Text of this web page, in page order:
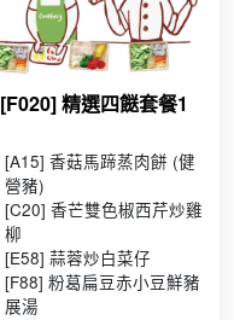
[F020] 精選四餸套餐1
[A15] 香菇馬蹄蒸肉餅 (健
營豬)
[C20] 香芒雙色椒西芹炒雞
柳
[E58] 蒜蓉炒白菜仔
[F88] 粉葛扁豆赤小豆鮮豬
展湯